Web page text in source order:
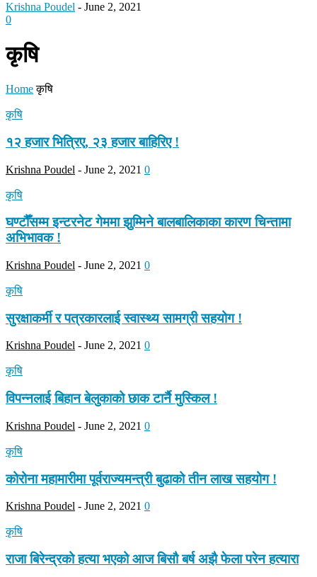
Krishna Poudel - June 2, 2021
0
कृषि
Home कृषि
कृषि
१२ हजार भित्रिए, २३ हजार बाहिरिए !
Krishna Poudel - June 2, 2021 0
कृषि
घण्टौँसम्म इन्टरनेट गेममा झुम्मिने बालबालिकाका कारण चिन्तामा
अभिभावक !
Krishna Poudel - June 2, 2021 0
कृषि
सुरक्षाकर्मी र पत्रकारलाई स्वास्थ्य सामग्री सहयोग !
Krishna Poudel - June 2, 2021 0
कृषि
विपन्नलाई बिहान बेलुकाको छाक टार्नै मुस्किल !
Krishna Poudel - June 2, 2021 0
कृषि
कोरोना महामारीमा पूर्वराज्यमन्त्री बुढाको तीन लाख सहयोग !
Krishna Poudel - June 2, 2021 0
कृषि
राजा बिरेन्द्रको हत्या भएको आज बिसौ बर्ष अझै फेला परेन हत्यारा